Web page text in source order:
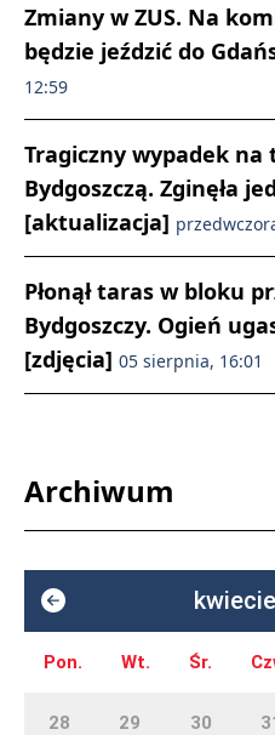
Zmiany w ZUS. Na
będzie jeździć do
12:59
Tragiczny wypadek na
Bydgoszczą. Zginęła
[aktualizacja]
Płonął taras w bloku
Bydgoszczy. Ogień
[zdjęcia] 05 sierpnia, 16:01
Archiwum
Pon. Wt. Śr.
28 29 30